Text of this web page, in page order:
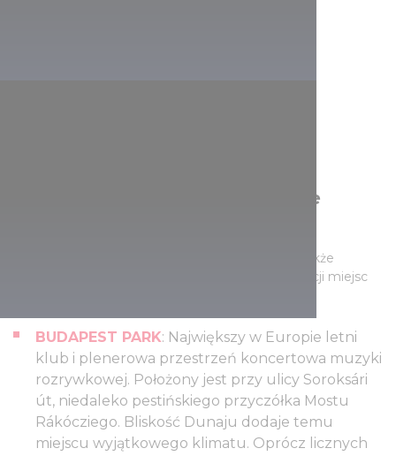
Koncerty w Budapest Park i inne
Jeśli nie chcecie tylko słuchać koncertów, lecz także
potańczyć pod gołym niebem, oto kilka propozycji miejsc
BUDAPEST PARK: Największy w Europie letni
klub i plenerowa przestrzeń koncertowa muzyki
rozrywkowej. Położony jest przy ulicy Soroksári
út, niedaleko pestińskiego przyczółka Mostu
Rákócziego. Bliskość Dunaju dodaje temu
miejscu wyjątkowego klimatu. Oprócz licznych